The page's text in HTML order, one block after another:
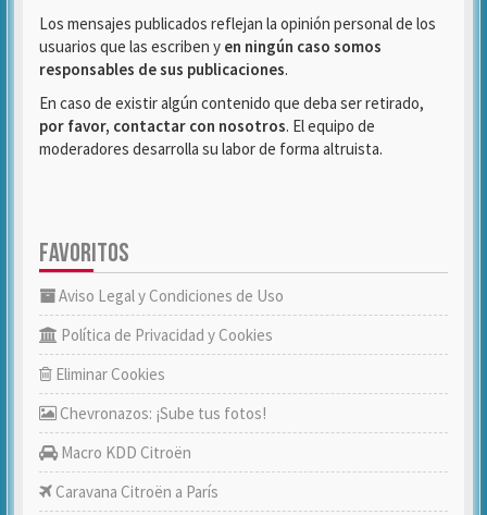
Los mensajes publicados reflejan la opinión personal de los
usuarios que las escriben y en ningún caso somos
responsables de sus publicaciones.
En caso de existir algún contenido que deba ser retirado,
por favor, contactar con nosotros. El equipo de
moderadores desarrolla su labor de forma altruista.
FAVORITOS
Aviso Legal y Condiciones de Uso
Política de Privacidad y Cookies
Eliminar Cookies
Chevronazos: ¡Sube tus fotos!
Macro KDD Citroën
Caravana Citroën a París